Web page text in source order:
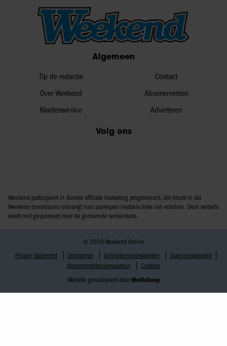
Algemeen
Tip de redactie
Over Weekend
Klantenservice
Contact
Abonnementen
Adverteren
Volg ons
Weekend participeert in diverse affiliate marketing programma’s, dat houdt in dat
Weekend commissies ontvangt voor aankopen middels links van retailers. Deze website
wordt niet gesponsord door de genoemde webwinkels.
© 2026 Weekend Online
Privacy statement
Disclaimer Gebruikersvoorwaarden
Spelvoorwaarden
Abonnementsvoorwaarden
Cookies
Website gerealiseerd door MediaSoep